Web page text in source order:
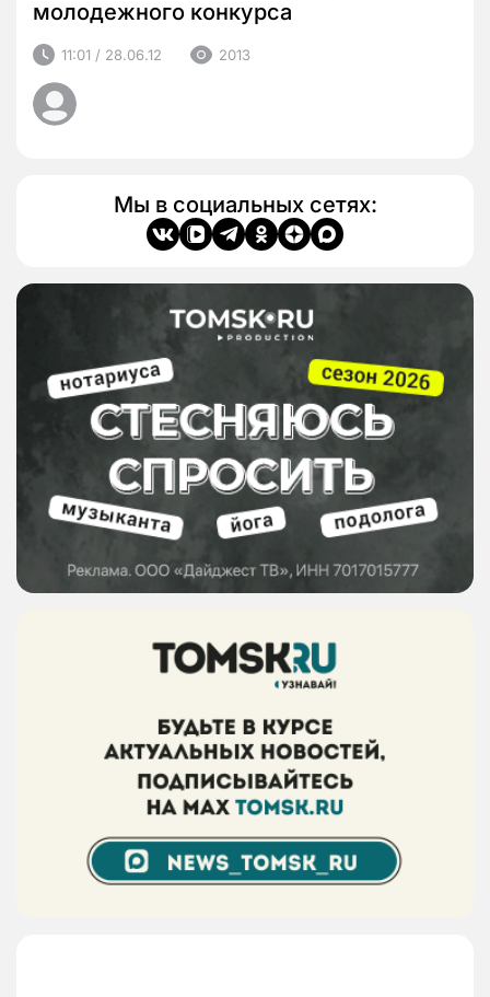
молодежного конкурса
11:01 / 28.06.12 2013
Мы в социальных сетях: